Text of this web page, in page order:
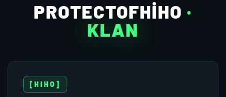
PROTECTOFHIHO ·
KLAN
[HIHO]